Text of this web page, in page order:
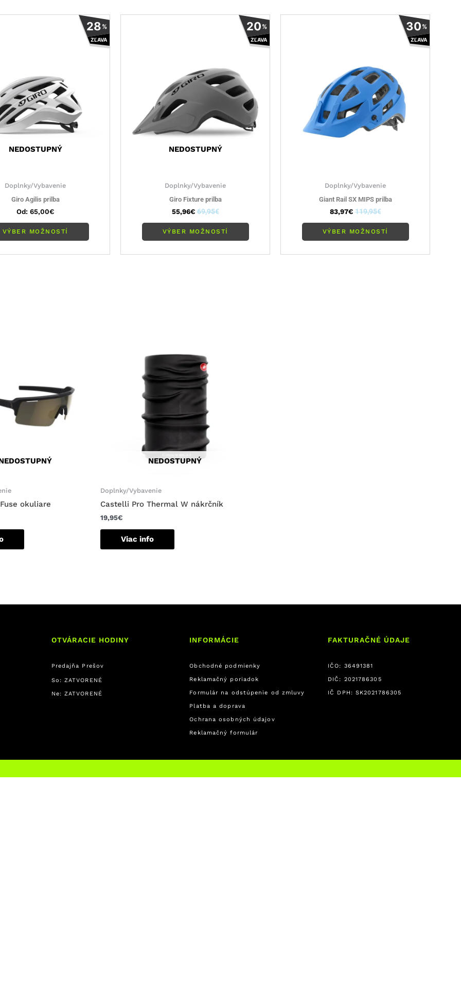
28%
ZĽAVA
NEDOSTUPNÝ
Doplnky/Vybavenie
Giro Agilis prilba
Od: 65,00€
VÝBER MOŽNOSTÍ
Tento
produkt
má
20%
ZĽAVA
NEDOSTUPNÝ
Doplnky/Vybavenie
Giro Fixture prilba
55,96€ 69,95€
VÝBER MOŽNOSTÍ
Tento
produkt
má
si
môžete
vybrať
na
30%
ZĽAVA
Doplnky/Vybavenie
Giant Rail SX MIPS prilba
83,97€ 119,95€
VÝBER MOŽNOSTÍ
Tento
produkt
má
okuliare
NEDOSTUPNÝ
Doplnky/Vybavenie
Castelli Pro Thermal W nákrčník
19,95€
Viac info
OTVÁRACIE HODINY
Predajňa Prešov
So: ZATVORENÉ
Ne: ZATVORENÉ
INFORMÁCIE
Obchodné podmienky
Reklamačný poriadok
Formulár na odstúpenie od zmluvy
Platba a doprava
Ochrana osobných údajov
Reklamačný formulár
FAKTURAČNÉ ÚDAJE
IČO: 36491381
DIČ: 2021786305
IČ DPH: SK2021786305